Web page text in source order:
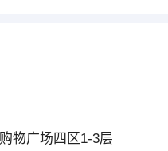
物广场四区1-3层